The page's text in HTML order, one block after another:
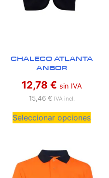
CHALECO ATLANTA
ANBOR
12,78 € sin IVA
15,46 € IVA incl.
Seleccionar opciones